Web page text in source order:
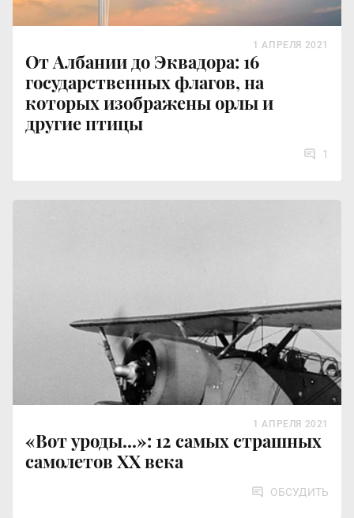
От Албании до Эквадора: 16
государственных флагов, на
которых изображены орлы и
другие птицы
1 АПРЕЛЯ 2021
1
«Вот уроды...»: 12 самых страшных
самолетов XX века
1 АПРЕЛЯ 2021
ОБСУДИТЬ